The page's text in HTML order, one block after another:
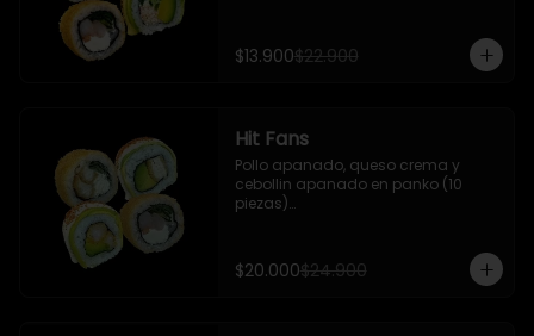
-Camaron cocido ,queso crema ,
cebollin , apanado en panko .
-incluye 2 salsas de soya , 1 salsa
teriyaki , 1 gengibre , 1 wasabi , 3
palitos.
-imagen referencial
$13.900$22.900
Hit Fans
Pollo apanado, queso crema y
cebollin apanado en panko (10
piezas)
piezas)
- Camaron apanado y palta
$20.000$24.900